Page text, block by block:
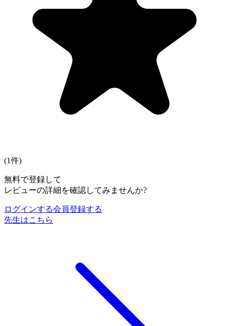
(1件)
無料で登録して
レビューの詳細を確認してみませんか?
ログインする会員登録する
先生はこちら